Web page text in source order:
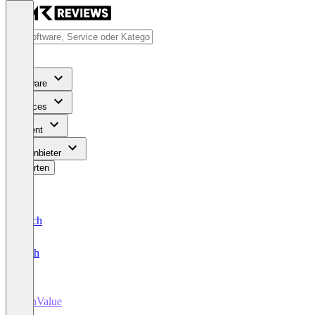
Software
Services
Content
Für Anbieter
Bewerten
Deutsch
English
WinValue